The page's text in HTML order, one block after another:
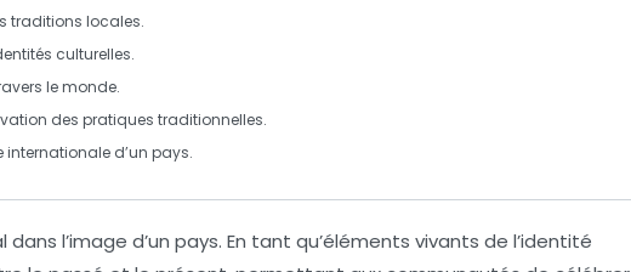
traditions locales.
culturelles.
le monde.
des pratiques traditionnelles.
internationale d’un pays.
dans l’image d’un pays. En tant qu’éléments vivants de l’identité